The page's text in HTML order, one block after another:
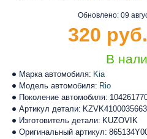
Марка автомобиля: Kia
Модель автомобиля: Rio
Поколение автомобиля:
Артикул детали: KZVK4100035663
Изготовитель детали: KUZOVIK
Оригинальный артикул:
Обновлено: 09
В
320 руб.